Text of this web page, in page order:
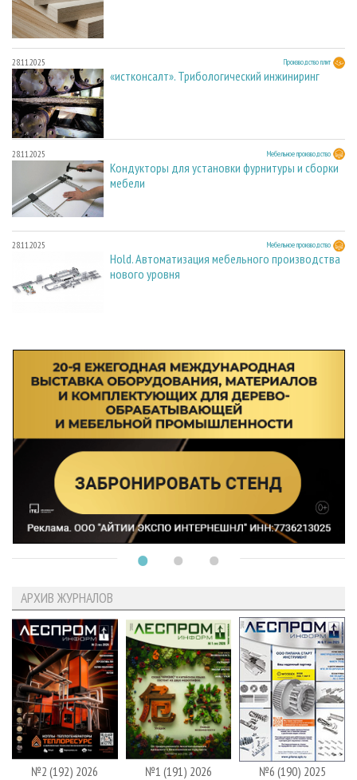
28.11.2025 Производство плит
«истконсалт». Трибологический инжиниринг
28.11.2025 Мебельное производство
Кондукторы для установки фурнитуры и сборки
мебели
28.11.2025 Мебельное производство
Hold. Автоматизация мебельного производства
нового уровня
АРХИВ ЖУРНАЛОВ
№2 (192) 2026 №1 (191) 2026 №6 (190) 2025